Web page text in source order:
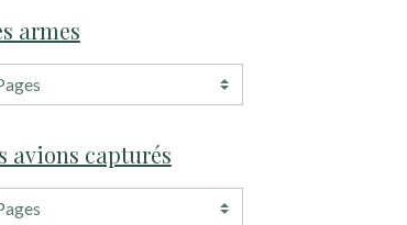
armes
avions capturés